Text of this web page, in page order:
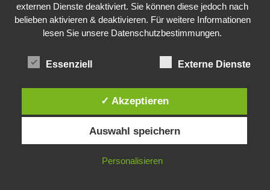
FR, 13.11.2026
LETʼS DANCE 45
Wir spielen für Alt und Jung Hits aus der Zeit der
Original-Vinyl-Single 1960ʻs bis 1980ʻs und laden Euch
zum Tanzen ein! Eintritt CHF 20.- (epochengerecht in
20.00-00.00 Uhr, Sust 1840, Seestrasse 90, Wädenswil
externen Dienste deaktiviert. Sie können diese jedoch nach
belieben aktivieren & deaktivieren. Für weitere Informationen
lesen Sie unsere Datenschutzbestimmungen.
Essenziell Externe Dienste
✓ Akzeptieren
Auswahl speichern
Personalisieren